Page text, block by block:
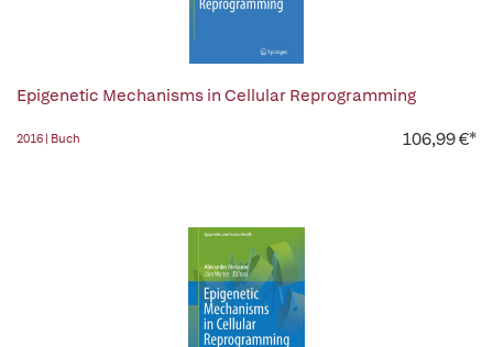
Epigenetic Mechanisms in Cellular Reprogramming
2016 | Buch 106,99 €*